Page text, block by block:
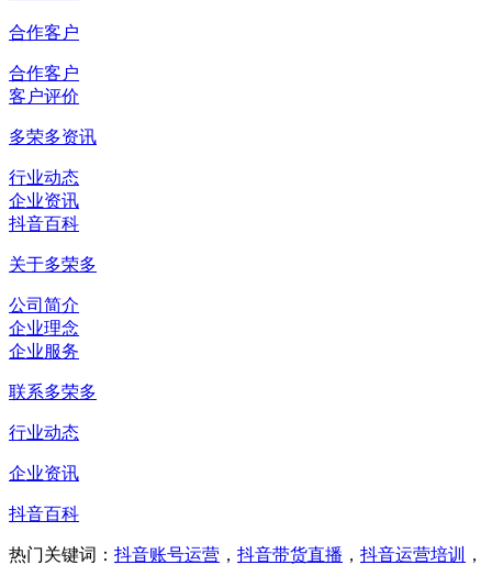
合作客户
合作客户
客户评价
多荣多资讯
行业动态
企业资讯
抖音百科
关于多荣多
公司简介
企业理念
企业服务
联系多荣多
行业动态
企业资讯
抖音百科
热门关键词： 抖音账号运营 ， 抖音带货直播 ， 抖音运营培训
，